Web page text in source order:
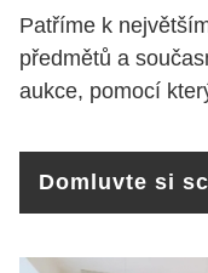
Patříme k
předmětů a
aukce, pomocí
Domluvte si